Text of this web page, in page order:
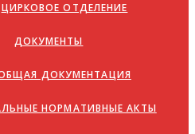
ЦИРКОВОЕ ОТДЕЛЕНИЕ
ДОКУМЕНТЫ
ДОКУМЕНТАЦИЯ
НОРМАТИВНЫЕ АКТЫ